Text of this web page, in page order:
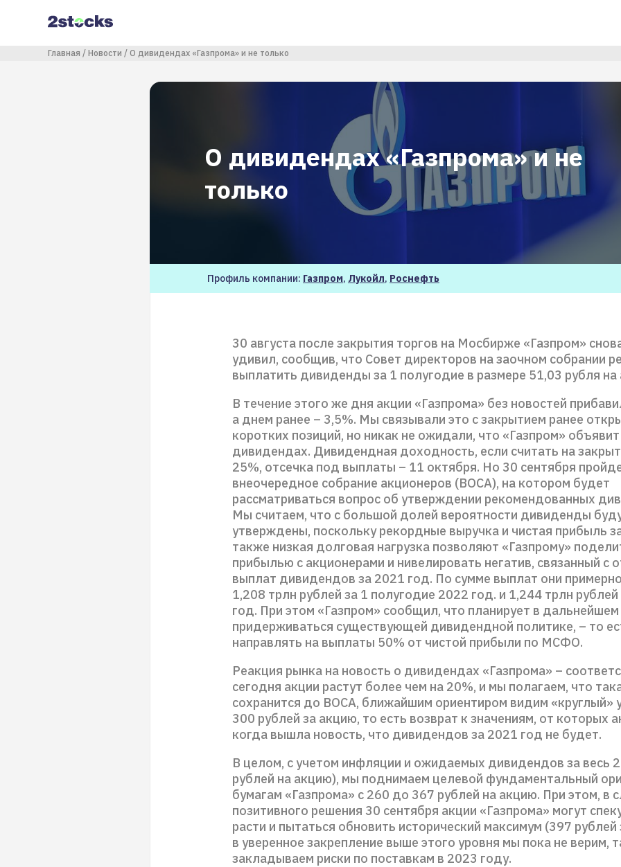
содержанию
Строка навигации
Главная Новости О дивидендах «Газпрома» и не только
О дивидендах «Газпрома» и не
только
Профиль компании: Газпром, Лукойл, Роснефть
30 августа после закрытия торгов на Мосбирже «Газпром»
удивил, сообщив, что Совет директоров на заочном собрании
выплатить дивиденды за 1 полугодие в размере 51,03 рубля на
В течение этого же дня акции «Газпрома» без новостей
а днем ранее – 3,5%. Мы связывали это с закрытием ранее
коротких позиций, но никак не ожидали, что «Газпром»
дивидендах. Дивидендная доходность, если считать на
25%, отсечка под выплаты – 11 октября. Но 30 сентября
внеочередное собрание акционеров (ВОСА), на котором будет
рассматриваться вопрос об утверждении рекомендованных
Мы считаем, что с большой долей вероятности дивиденды
утверждены, поскольку рекордные выручка и чистая прибыль
также низкая долговая нагрузка позволяют «Газпрому»
прибылью с акционерами и нивелировать негатив, связанный с
выплат дивидендов за 2021 год. По сумме выплат они
1,208 трлн рублей за 1 полугодие 2022 год. и 1,244 трлн
год. При этом «Газпром» сообщил, что планирует в дальнейшем
придерживаться существующей дивидендной политике, – то
направлять на выплаты 50% от чистой прибыли по МСФО.
Реакция рынка на новость о дивидендах «Газпрома» –
сегодня акции растут более чем на 20%, и мы полагаем, что
сохранится до ВОСА, ближайшим ориентиром видим «круглый»
300 рублей за акцию, то есть возврат к значениям, от которых
когда вышла новость, что дивидендов за 2021 год не будет.
В целом, с учетом инфляции и ожидаемых дивидендов за весь
рублей на акцию), мы поднимаем целевой фундаментальный
бумагам «Газпрома» с 260 до 367 рублей на акцию. При этом, в
позитивного решения 30 сентября акции «Газпрома» могут
расти и пытаться обновить исторический максимум (397 рублей
в уверенное закрепление выше этого уровня мы пока не верим,
закладываем риски по поставкам в 2023 году.